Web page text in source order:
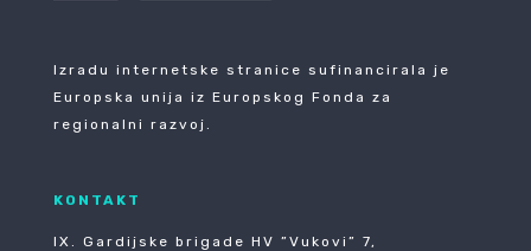
Izradu internetske stranice sufinancirala je
Europska unija iz Europskog Fonda za
regionalni razvoj.
KONTAKT
IX. Gardijske brigade HV ”Vukovi” 7,